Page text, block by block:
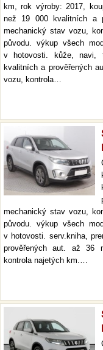
km, rok výroby: 2017,
než 19 000 kvalitních a
mechanický stav vozu,
původu. výkup všech
v hotovosti. kůže, navi,
kvalitních a prověřených
vozu, kontrola…
mechanický stav vozu,
původu. výkup všech
v hotovosti. serv.kniha,
prověřených aut. až 36
kontrola najetých km.…